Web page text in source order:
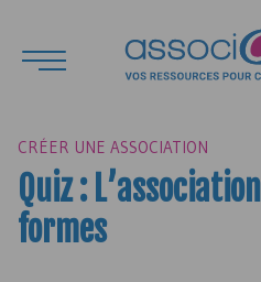
CRÉER UNE ASSOCIATION
Quiz :
formes